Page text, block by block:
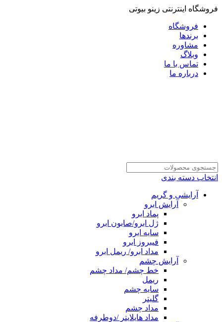
فروشگاه اینترنتی زینو بیوتی
فروشگاه
برندها
مشاوره
وبلاگ
تماس با ما
درباره ما
انتخاب دسته بندی
آرایشی و گریم
آرایش ابرو
پماد ابرو
ژل ابرو/صابون ابرو
سایه ابرو
فیبروز ابرو
مداد ابرو/ ریمل ابرو
آرایش چشم
خط چشم/ مداد چشم
ریمل
سایه چشم
گلیتر
مداد چشم
مداد هایلایتر /دوطرفه